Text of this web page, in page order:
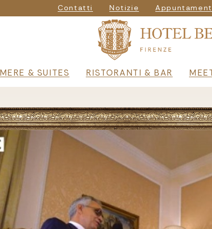
Contatti Notizie
& SUITES RISTORANTI & BAR